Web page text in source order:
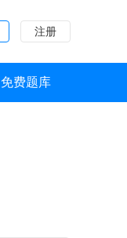
注册
免费题库